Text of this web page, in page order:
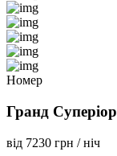
Номер
Гранд Суперіор
від 7230 грн / ніч